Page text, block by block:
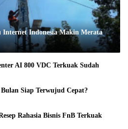
Internet Indonesia Makin Merata
AI 800 VDC Terkuak Sudah
Siap Terwujud Cepat?
Rahasia Bisnis FnB Terkuak